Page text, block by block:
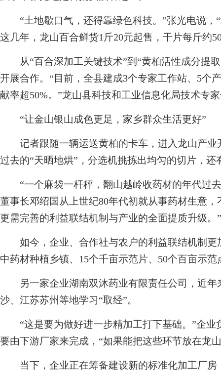
“土地歇口气，还得靠绿色科技。”张光电说，
这几年，龙山百合鲜货1斤20元起售，干片每斤约
从“百合深加工关键技术”到“黄柏活性成分提取
开展合作。“目前，全县建成3个专家工作站、5个
献率超50%。”龙山县科技和工业信息化局技术专
“让金山银山成色更足，家乡群众生活更好”
记者跟随一辆运送黄柏的卡车，进入龙山产业
过去的“天晒地烘”，分选机挑拣出均匀的切片，
“一个麻袋一杆秤，翻山越岭收药材的年代过去
董事长邓绍国从上世纪80年代初就从事药材生意
更需完善的利益联结机制与产业的全面提质升级。”
如今，企业、合作社与农户的利益联结机制更
中药材种植乡镇、15个千亩示范片、50个百亩示
另一家企业湖南双沐药业有限责任公司，近年
沙、江苏苏州等地学习“取经”。
“这是要为做好进一步精加工打下基础。”企业
要由下游厂家来完成，“如果能把这些环节放在龙
当下，企业正在筹备建设新的标准化加工厂房